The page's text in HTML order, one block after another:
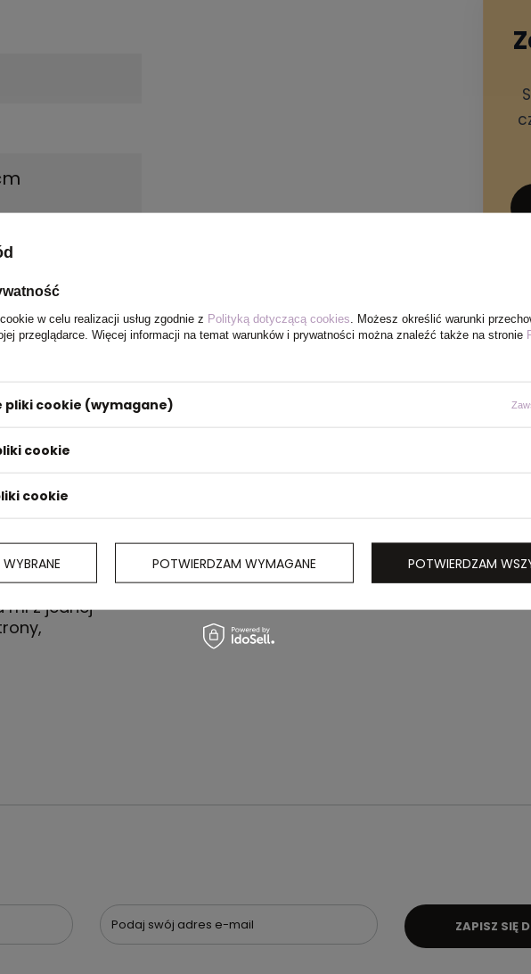
ml z jednej
Podaj swój adres e-mail ZAPISZ SIĘ
w celu realizacji usług zgodnie z Polityką dotyczącą cookies . Możesz określić warunki
przeglądarce. Więcej informacji na temat warunków i prywatności można znaleźć także na stronie
pliki cookie (wymagane)
cookie
cookie
POTWIERDZAM WYMAGANE POTWIERDZAM